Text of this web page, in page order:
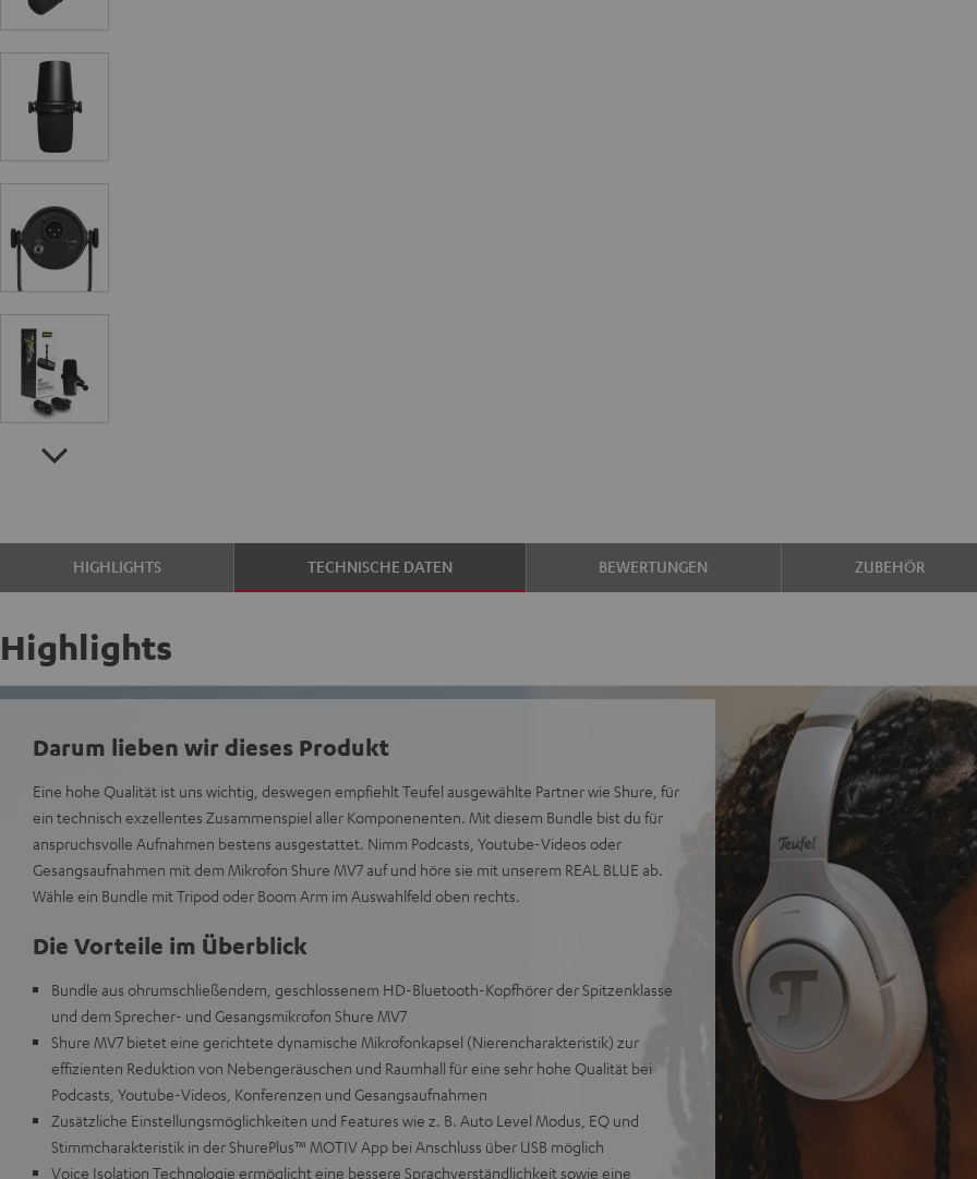
HIGHLIGHTS TECHNISCHE DATEN BEWERTUNGEN ZUBEHÖR
Highlights
Darum lieben wir dieses Produkt
Eine hohe Qualität ist uns wichtig, deswegen empfiehlt Teufel ausgewählte Partner wie Shure, für
ein technisch exzellentes Zusammenspiel aller Komponenenten. Mit diesem Bundle bist du für
anspruchsvolle Aufnahmen bestens ausgestattet. Nimm Podcasts, Youtube-Videos oder
Gesangsaufnahmen mit dem Mikrofon Shure MV7 auf und höre sie mit unserem REAL BLUE ab.
Wähle ein Bundle mit Tripod oder Boom Arm im Auswahlfeld oben rechts.
Die Vorteile im Überblick
Bundle aus ohrumschließendem, geschlossenem HD-Bluetooth-Kopfhörer der Spitzenklasse
und dem Sprecher- und Gesangsmikrofon Shure MV7
Shure MV7 bietet eine gerichtete dynamische Mikrofonkapsel (Nierencharakteristik) zur
effizienten Reduktion von Nebengeräuschen und Raumhall für eine sehr hohe Qualität bei
Podcasts, Youtube-Videos, Konferenzen und Gesangsaufnahmen
Zusätzliche Einstellungsmöglichkeiten und Features wie z. B. Auto Level Modus, EQ und
Stimmcharakteristik in der ShurePlus™ MOTIV App bei Anschluss über USB möglich
Voice Isolation Technologie ermöglicht eine bessere Sprachverständlichkeit sowie eine